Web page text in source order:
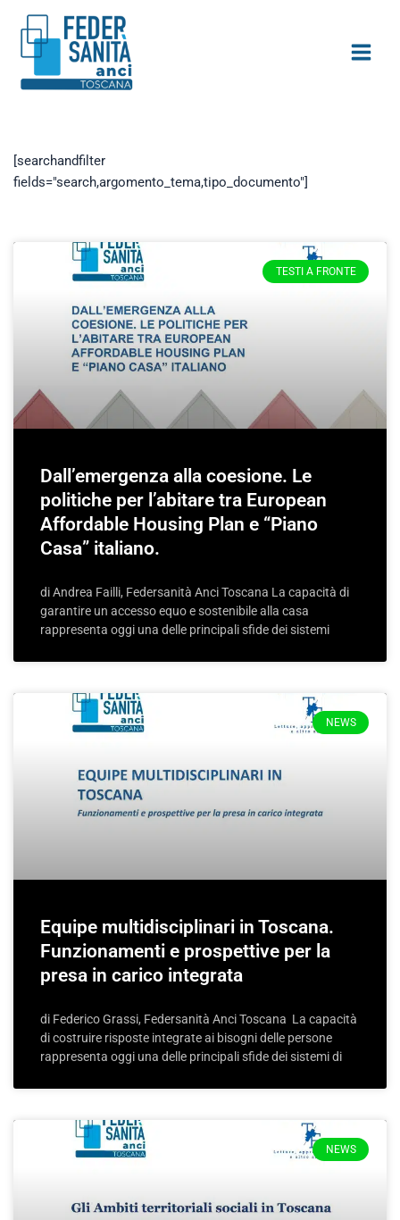
contenuto
contenuto
[searchandfilter
fields="search,argomento_tema,tipo_documento"]
TESTI A FRONTE
Dall’emergenza alla coesione. Le
politiche per l’abitare tra European
Affordable Housing Plan e “Piano
Casa” italiano.
di Andrea Failli, Federsanità Anci Toscana La capacità di
garantire un accesso equo e sostenibile alla casa
rappresenta oggi una delle principali sfide dei sistemi
NEWS
Equipe multidisciplinari in Toscana.
Funzionamenti e prospettive per la
presa in carico integrata
di Federico Grassi, Federsanità Anci Toscana La capacità
di costruire risposte integrate ai bisogni delle persone
rappresenta oggi una delle principali sfide dei sistemi di
NEWS